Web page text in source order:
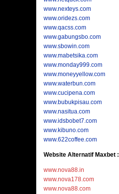
www.nexteys.com
www.oridezs.com
www.qacss.com
www.gabungsbo.com
www.sbowin.com
www.mabetsika.com
www.monday999.com
www.moneyyellow.com
www.waterbun.com
www.cucipena.com
www.bubukpisau.com
www.nasitua.com
www.idsbobet7.com
www.kibuno.com
www.622coffee.com
Website Alternatif Maxbet :
www.nova88.in
www.nova178.com
www.nova88.com